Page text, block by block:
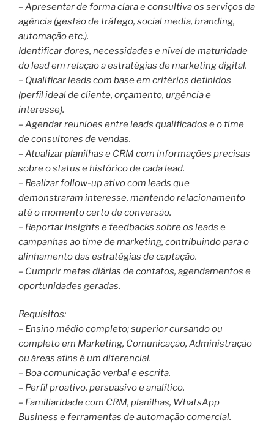
– Apresentar de forma clara e consultiva os serviços da
agência (gestão de tráfego, social media, branding,
automação etc.).
Identificar dores, necessidades e nível de maturidade
do lead em relação a estratégias de marketing digital.
– Qualificar leads com base em critérios definidos
(perfil ideal de cliente, orçamento, urgência e
interesse).
– Agendar reuniões entre leads qualificados e o time
de consultores de vendas.
– Atualizar planilhas e CRM com informações precisas
sobre o status e histórico de cada lead.
– Realizar follow-up ativo com leads que
demonstraram interesse, mantendo relacionamento
até o momento certo de conversão.
– Reportar insights e feedbacks sobre os leads e
campanhas ao time de marketing, contribuindo para o
alinhamento das estratégias de captação.
– Cumprir metas diárias de contatos, agendamentos e
oportunidades geradas.
Requisitos:
– Ensino médio completo; superior cursando ou
completo em Marketing, Comunicação, Administração
ou áreas afins é um diferencial.
– Boa comunicação verbal e escrita.
– Perfil proativo, persuasivo e analítico.
– Familiaridade com CRM, planilhas, WhatsApp
Business e ferramentas de automação comercial.